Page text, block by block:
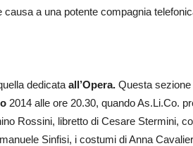
causa a una potente compagnia
dedicata all’Opera. Questa
2014 alle ore 20.30, quando As.Li.Co.
Rossini, libretto di Cesare Stermini,
Sinfisi, i costumi di Anna